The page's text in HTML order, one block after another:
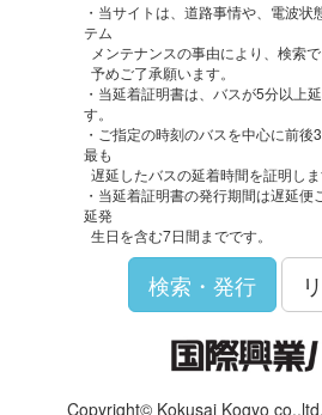
・当サイトは、道路事情や、電波状
テム
メンテナンスの事由により、検索
予めご了承願います。
・当延着証明書は、バスが5分以上
す。
・ご指定の時刻のバスを中心に前
最も
遅延したバスの延着時間を証明しま
・当延着証明書の発行期間は遅延
延発
生日を含む7日間までです。
検索・発行
Copyright© Kokusai Kogyo